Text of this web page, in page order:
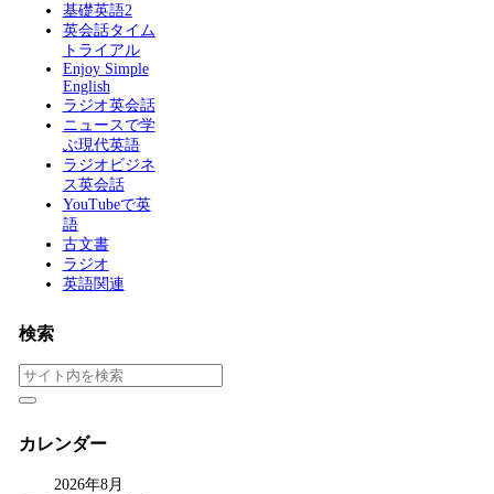
基礎英語2
英会話タイム
トライアル
Enjoy Simple
English
ラジオ英会話
ニュースで学
ぶ現代英語
ラジオビジネ
ス英会話
YouTubeで英
語
古文書
ラジオ
英語関連
検索
カレンダー
2026年8月